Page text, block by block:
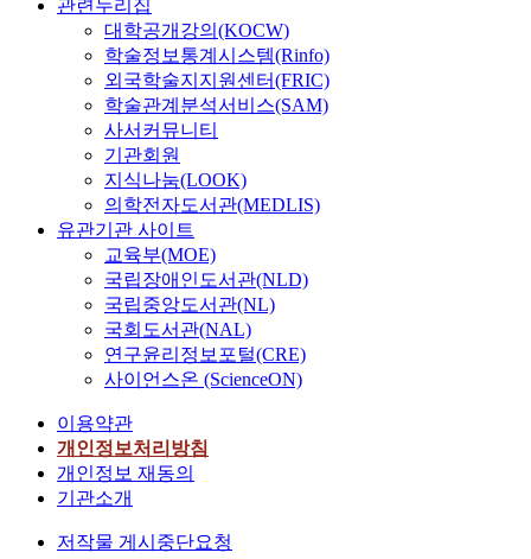
관련누리집
대학공개강의(KOCW)
학술정보통계시스템(Rinfo)
외국학술지지원센터(FRIC)
학술관계분석서비스(SAM)
사서커뮤니티
기관회원
지식나눔(LOOK)
의학전자도서관(MEDLIS)
유관기관 사이트
교육부(MOE)
국립장애인도서관(NLD)
국립중앙도서관(NL)
국회도서관(NAL)
연구윤리정보포털(CRE)
사이언스온 (ScienceON)
이용약관
개인정보처리방침
개인정보 재동의
기관소개
저작물 게시중단요청